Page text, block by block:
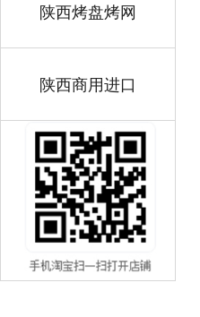
陕西烤盘烤网
陕西商用进口